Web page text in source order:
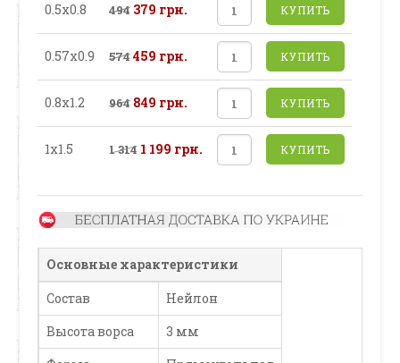
0.5х0.8 494 379 грн. КУПИТЬ
0.57х0.9 574459 грн. КУПИТЬ
0.8х1.2 964 849 грн. КУПИТЬ
1х1.5 1 314 1 199 грн. КУПИТЬ
Основные характеристики
Состав
Нейлон
Высота ворса
3 мм